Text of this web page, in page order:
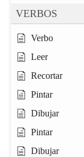
VERBOS
Verbo
Leer
Recortar
Pintar
Dibujar
Pintar
Dibujar